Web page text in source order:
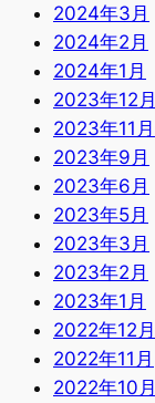
2024年3月
2024年2月
2024年1月
2023年12月
2023年11月
2023年9月
2023年6月
2023年5月
2023年3月
2023年2月
2023年1月
2022年12月
2022年11月
2022年10月